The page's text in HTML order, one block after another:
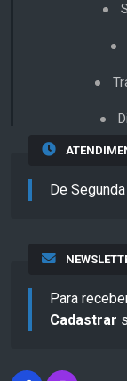
De
Para
Cadastrar